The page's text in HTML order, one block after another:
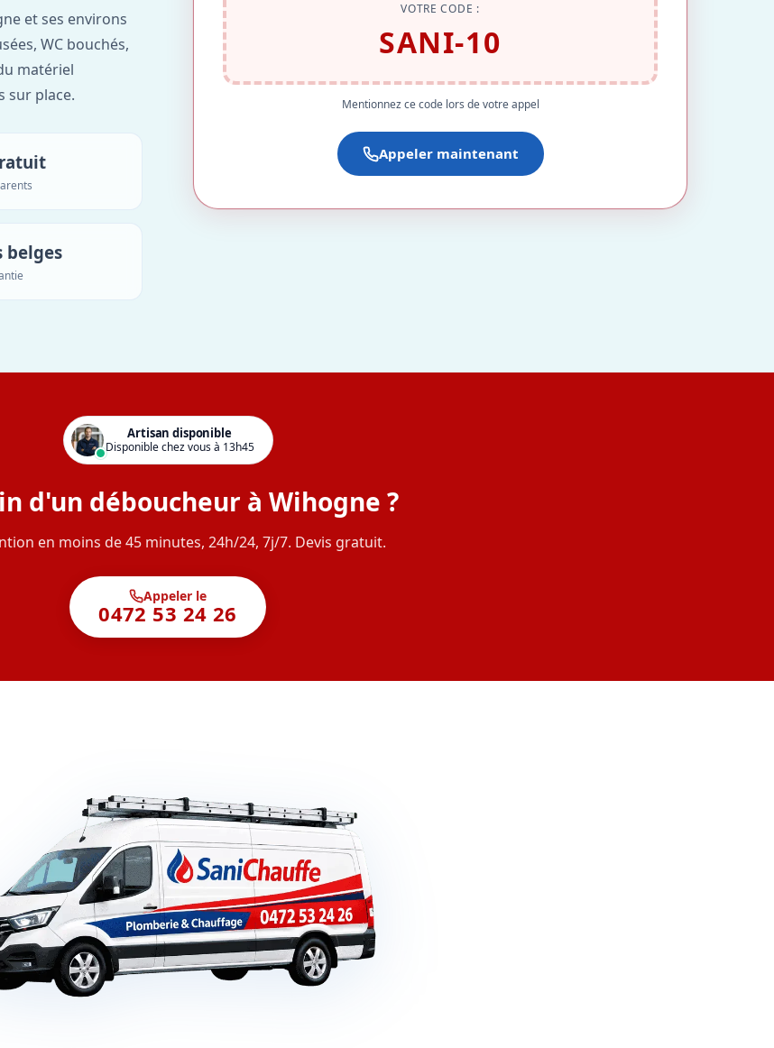
et ses environs
WC bouchés,
matériel
sur place.
belges
VOTRE CODE :
SANI-10
Mentionnez ce code lors de votre appel
Appeler maintenant
Artisan disponible
Disponible chez vous à 13h45
d'un déboucheur à Wihogne ?
en moins de 45 minutes, 24h/24, 7j/7. Devis gratuit.
Appeler le
0472 53 24 26